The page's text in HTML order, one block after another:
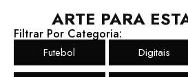
ARTE PARA
Filtrar Por Categoria:
Futebol Digitais